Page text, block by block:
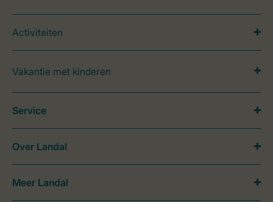
Activiteiten
Vakantie met kinderen
Service
Over Landal
Meer Landal